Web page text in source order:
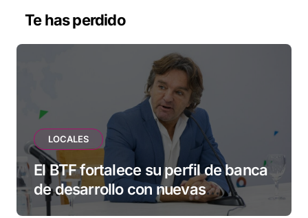
Te has perdido
LOCALES
El BTF fortalece su perfil de banca
de desarrollo con nuevas
herramientas para familias y